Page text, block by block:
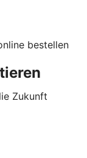
bestellen
Zukunft